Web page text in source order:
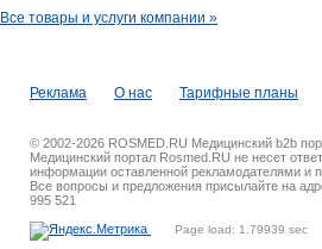
Все товары и услуги компании »
Реклама О нас Тарифные планы
© 2002-2026 ROSMED.RU Медицинский b2b
Медицинский портал Rosmed.RU не несет
информации оставленной рекламодателями и
Все вопросы и предложения присылайте на
995 521
Page load: 1.79939 sec